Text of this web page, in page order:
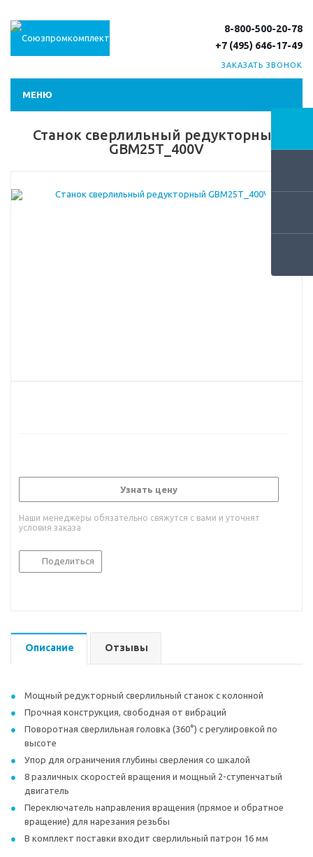
8-800-500-20-78
+7 (495) 646-17-49
ЗАКАЗАТЬ ЗВОНОК
МЕНЮ
Станок сверлильный редукторный
GBM25T_400V
Узнать цену
Наши менеджеры обязательно свяжутся с вами и уточнят
условия заказа
Поделиться
Описание Отзывы
Мощный редукторный сверлильный станок с колонной
Прочная конструкция, свободная от вибраций
Поворотная сверлильная головка (360°) с регулировкой по
высоте
Упор для ограничения глубины сверления со шкалой
8 различных скоростей вращения и мощный 2-ступенчатый
двигатель
Переключатель направления вращения (прямое и обратное
вращение) для нарезания резьбы
В комплект поставки входит сверлильный патрон 16 мм